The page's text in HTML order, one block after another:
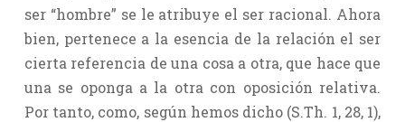
ser “hombre” se le atribuye el ser racional. Ahora
bien, pertenece a la esencia de la relación el ser
cierta referencia de una cosa a otra, que hace que
una se oponga a la otra con oposición relativa.
Por tanto, como, según hemos dicho (S.Th. 1, 28, 1),